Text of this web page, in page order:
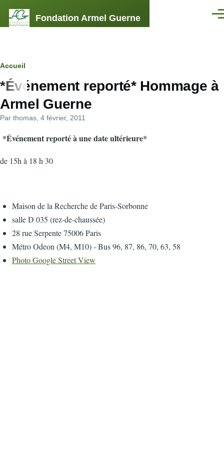
Fondation Armel Guerne
Fil
d'Ariane
Accueil
*Événement reporté* Hommage à
Armel Guerne
Par thomas , 4 février, 2011
*Événement reporté à une date ultérieure*
de 15h à 18 h 30
Maison de la Recherche de Paris-Sorbonne
salle D 035 (rez-de-chaussée)
28 rue Serpente 75006 Paris
Métro Odeon (M4, M10) - Bus 96, 87, 86, 70, 63, 58
Photo Google Street View